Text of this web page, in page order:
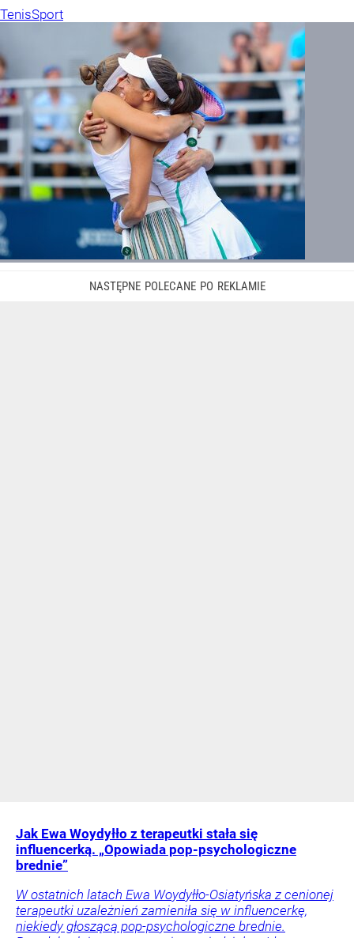
TenisSport
Jak Ewa Woydyłło z terapeutki stała się
influencerką. „Opowiada pop-psychologiczne
brednie”
W ostatnich latach Ewa Woydyłło-Osiatyńska z cenionej
terapeutki uzależnień zamieniła się w influencerkę,
niekiedy głoszącą pop-psychologiczne brednie.